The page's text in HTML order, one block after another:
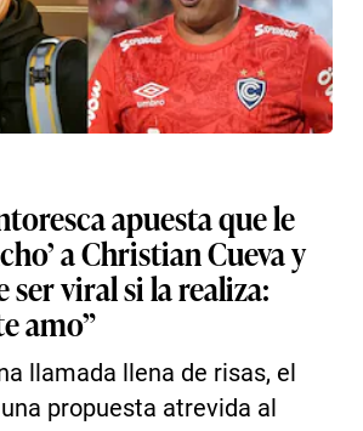
apuesta que le
a Christian Cueva y
viral si la realiza:
amo”
llamada llena de risas, el
propuesta atrevida al